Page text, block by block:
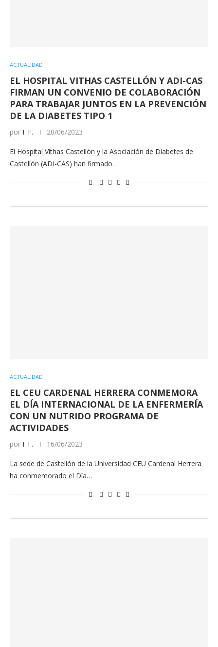
ACTUALIDAD
EL HOSPITAL VITHAS CASTELLÓN Y ADI-CAS
FIRMAN UN CONVENIO DE COLABORACIÓN
PARA TRABAJAR JUNTOS EN LA PREVENCIÓN
DE LA DIABETES TIPO 1
por I. F. 20/06/2023
El Hospital Vithas Castellón y la Asociación de Diabetes de
Castellón (ADI-CAS) han firmado…
ACTUALIDAD
EL CEU CARDENAL HERRERA CONMEMORA
EL DÍA INTERNACIONAL DE LA ENFERMERÍA
CON UN NUTRIDO PROGRAMA DE
ACTIVIDADES
por I. F. 16/06/2023
La sede de Castellón de la Universidad CEU Cardenal Herrera
ha conmemorado el Día…